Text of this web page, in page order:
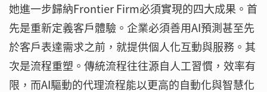
她進一步歸納Frontier Firm必須實現的四大成果。首
先是重新定義客戶體驗。企業必須善用AI預測甚至先
於客戶表達需求之前，就提供個人化互動與服務。其
次是流程重塑。傳統流程往往源自人工習慣，效率有
限，而AI驅動的代理流程能以更高的自動化與智慧化